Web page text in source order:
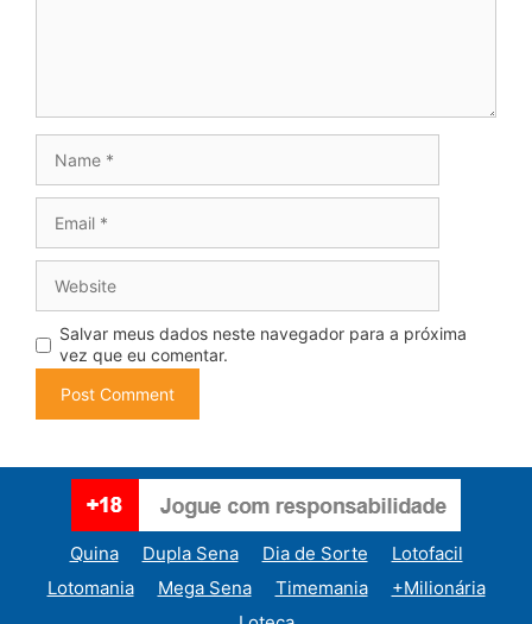
Salvar meus dados neste navegador para a próxima
vez que eu comentar.
Quina Dupla Sena Dia de Sorte
Lotofacil
Lotomania
Mega Sena Timemania
+Milionária